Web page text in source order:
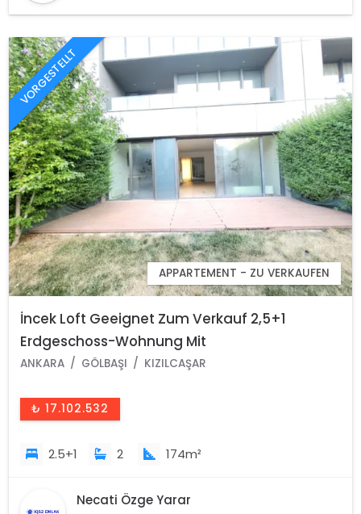
VORGESTELLT
APPARTEMENT - ZU VERKAUFEN
İncek Loft Geeignet Zum Verkauf 2,5+1
Erdgeschoss-Wohnung Mit
Landschaftsansicht 2 Gärten
ANKARA GÖLBAŞI KIZILCAŞAR
₺ 17.102.532
2.5+1 2 174m²
Necati Özge Yarar